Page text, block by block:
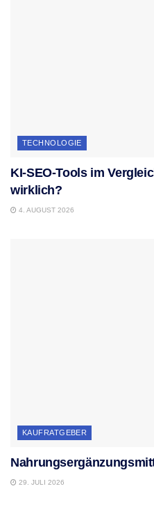
TECHNOLOGIE
KI-SEO-Tools im
wirklich?
4. AUGUST 2026
KAUFRATGEBER
29. JULI 2026